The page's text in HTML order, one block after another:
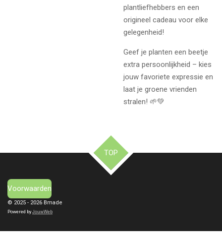
plantliefhebbers en een
origineel cadeau voor elke
gelegenheid!
Geef je planten een beetje
extra persoonlijkheid – kies
jouw favoriete expressie en
laat je groene vrienden
stralen! 🌱💚
TOP
Voorwaarden
© 2025 - 2026 Bmade
Powered by JouwWeb